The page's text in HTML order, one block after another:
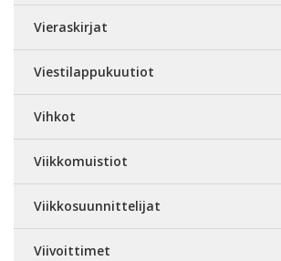
Vieraskirjat
Viestilappukuutiot
Vihkot
Viikkomuistiot
Viikkosuunnittelijat
Viivoittimet